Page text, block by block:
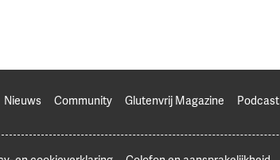
Nieuws Community Glutenvrij Magazine Podcast